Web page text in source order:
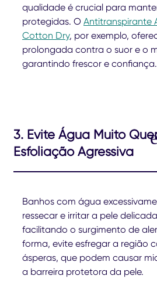
qualidade é crucial para
protegidas. O Antitranspirante
Cotton Dry, por exemplo,
prolongada contra o suor e o
garantindo frescor e confiança.
3. Evite Água Muito
Esfoliação Agressiva
Banhos com água
ressecar e irritar a pele
facilitando o surgimento de
forma, evite esfregar a região
ásperas, que podem causar
a barreira protetora da pele.